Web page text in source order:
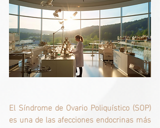
El Síndrome de Ovario Poliquístico (SOP)
es una de las afecciones endocrinas más